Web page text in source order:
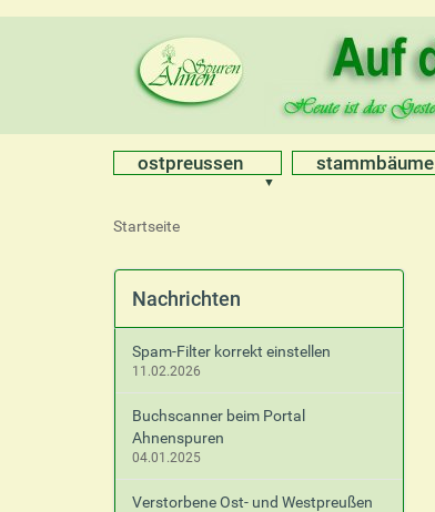
ostpreussen stammbäume
S
e
Startseite
Nachrichten
Spam-Filter korrekt einstellen
11.02.2026
Buchscanner beim Portal
Ahnenspuren
04.01.2025
Verstorbene Ost- und Westpreußen